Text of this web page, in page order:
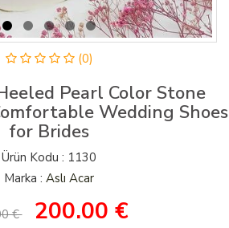
(0)
Pearl Color Stone
Wedding Shoes
for Brides
Ürün Kodu : 1130
Marka : Aslı Acar
€ 200.00 €